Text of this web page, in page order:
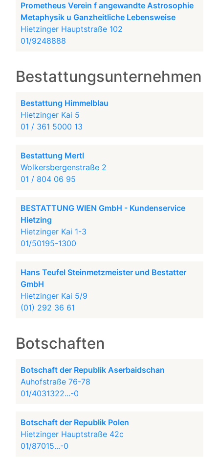
Prometheus Verein f angewandte Astrosophie
Metaphysik u Ganzheitliche Lebensweise
Hietzinger Hauptstraße 102
01/9248888
Bestattungsunternehmen
Bestattung Himmelblau
Hietzinger Kai 5
01 / 361 5000 13
Bestattung Mertl
Wolkersbergenstraße 2
01 / 804 06 95
BESTATTUNG WIEN GmbH - Kundenservice
Hietzing
Hietzinger Kai 1-3
01/50195-1300
Hans Teufel Steinmetzmeister und Bestatter
GmbH
Hietzinger Kai 5/9
(01) 292 36 61
Botschaften
Botschaft der Republik Aserbaidschan
Auhofstraße 76-78
01/4031322...-0
Botschaft der Republik Polen
Hietzinger Hauptstraße 42c
01/87015...-0